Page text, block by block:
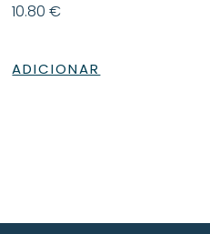
10.80€
ADICIONAR